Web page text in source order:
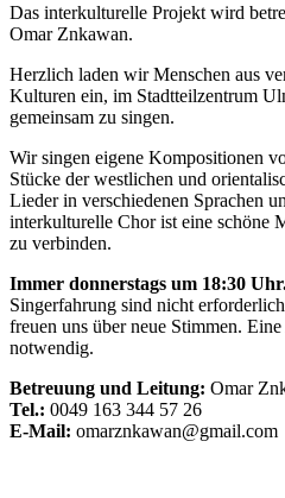
Das interkulturelle Projekt wird
Omar Znkawan.
Herzlich laden wir Menschen aus
Kulturen ein, im Stadtteilzentrum
gemeinsam zu singen.
Wir singen eigene Kompositionen
Stücke der westlichen und
Lieder in verschiedenen Sprachen
interkulturelle Chor ist eine schöne
zu verbinden.
Immer donnerstags um 18:30
Singerfahrung sind nicht
freuen uns über neue Stimmen.
notwendig.
Betreuung und Leitung: Omar
Tel.: 0049 163 344 57 26
E-Mail: omarznkawan@gmail.com